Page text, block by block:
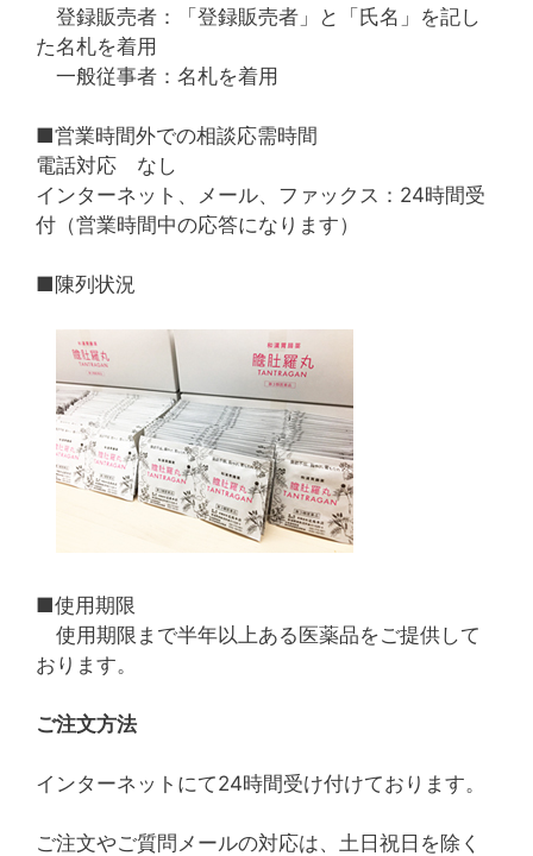
登録販売者：「登録販売者」と「氏名」を記し
た名札を着用
一般従事者：名札を着用
■営業時間外での相談応需時間
電話対応 なし
インターネット、メール、ファックス：24時間受
付（営業時間中の応答になります）
■陳列状況
■使用期限
使用期限まで半年以上ある医薬品をご提供して
おります。
ご注文方法
インターネットにて24時間受け付けております。
ご注文やご質問メールの対応は、土日祝日を除く